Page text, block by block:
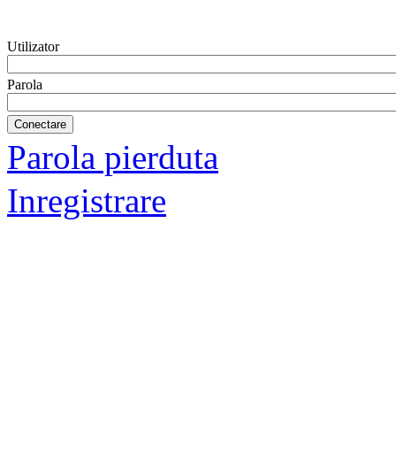
Utilizator
Parola
Parola pierduta
Inregistrare